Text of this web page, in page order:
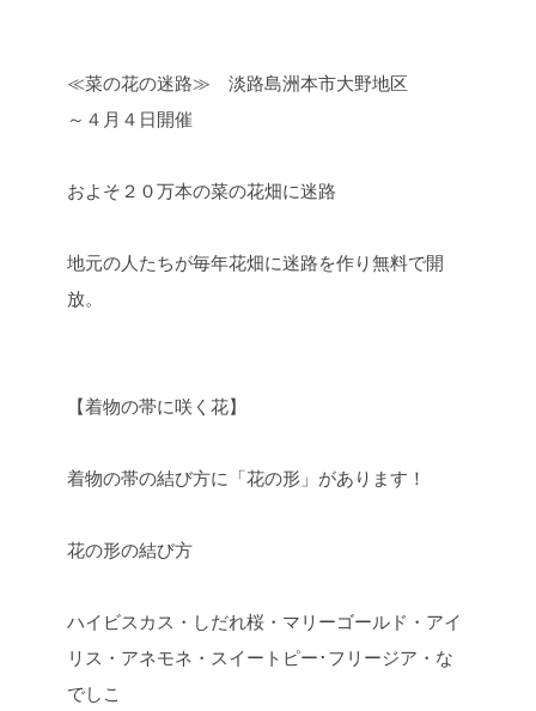
≪菜の花の迷路≫ 淡路島洲本市大野地区
～４月４日開催
およそ２０万本の菜の花畑に迷路
地元の人たちが毎年花畑に迷路を作り無料で開
放。
【着物の帯に咲く花】
着物の帯の結び方に「花の形」があります！
花の形の結び方
ハイビスカス・しだれ桜・マリーゴールド・アイ
リス・アネモネ・スイートピー･フリージア・な
でしこ